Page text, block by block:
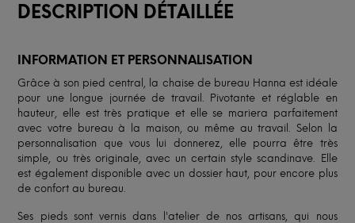
DESCRIPTION DÉTAILLÉE
INFORMATION ET PERSONNALISATION
Grâce à son pied central, la chaise de bureau Hanna est idéale
pour une longue journée de travail. Pivotante et réglable en
hauteur, elle est très pratique et elle se mariera parfaitement
avec votre bureau à la maison, ou même au travail. Selon la
personnalisation que vous lui donnerez, elle pourra être très
simple, ou très originale, avec un certain style scandinave. Elle
est également disponible avec un dossier haut, pour encore plus
de confort au bureau.
Ses pieds sont vernis dans l'atelier de nos artisans, qui nous